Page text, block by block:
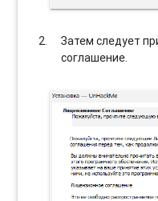
Затем следует
соглашение.